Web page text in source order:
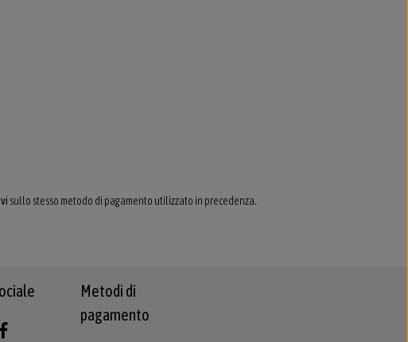
sullo stesso metodo di pagamento utilizzato in precedenza.
Metodi di
pagamento